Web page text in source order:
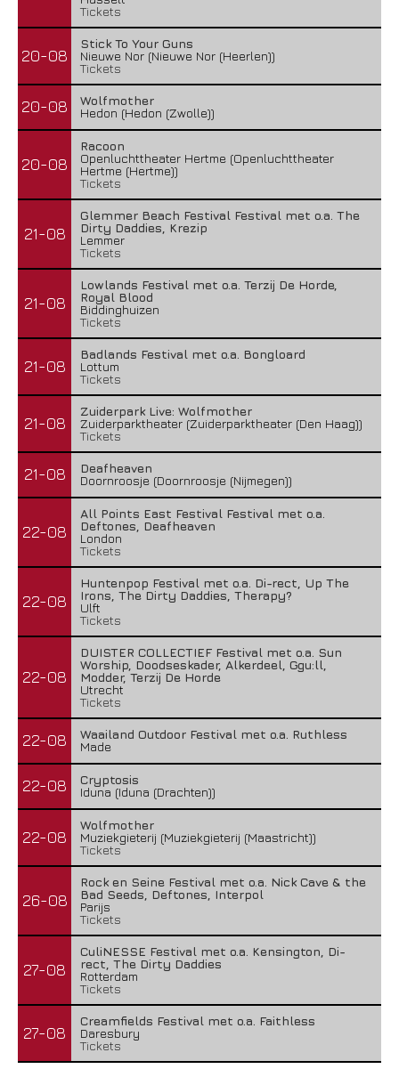
Tickets
20-08
Stick To Your Guns
Nieuwe Nor (Nieuwe Nor (Heerlen))
Tickets
20-08
Wolfmother
Hedon (Hedon (Zwolle))
20-08
Racoon
Openluchttheater Hertme (Openluchttheater
Hertme (Hertme))
Tickets
21-08
Glemmer Beach Festival Festival met o.a. The
Dirty Daddies, Krezip
Lemmer
Tickets
21-08
Lowlands Festival met o.a. Terzij De Horde,
Royal Blood
Biddinghuizen
Tickets
21-08
Badlands Festival met o.a. Bongloard
Lottum
Tickets
21-08
Zuiderpark Live: Wolfmother
Zuiderparktheater (Zuiderparktheater (Den Haag))
Tickets
21-08
Deafheaven
Doornroosje (Doornroosje (Nijmegen))
22-08
All Points East Festival Festival met o.a.
Deftones, Deafheaven
London
Tickets
22-08
Huntenpop Festival met o.a. Di-rect, Up The
Irons, The Dirty Daddies, Therapy?
Ulft
Tickets
22-08
DUISTER COLLECTIEF Festival met o.a. Sun
Worship, Doodseskader, Alkerdeel, Ggu:ll,
Modder, Terzij De Horde
Utrecht
Tickets
22-08
Waailand Outdoor Festival met o.a. Ruthless
Made
22-08
Cryptosis
Iduna (Iduna (Drachten))
22-08
Wolfmother
Muziekgieterij (Muziekgieterij (Maastricht))
Tickets
26-08
Rock en Seine Festival met o.a. Nick Cave & the
Bad Seeds, Deftones, Interpol
Parijs
Tickets
27-08
CuliNESSE Festival met o.a. Kensington, Di-
rect, The Dirty Daddies
Rotterdam
Tickets
27-08
Creamfields Festival met o.a. Faithless
Daresbury
Tickets